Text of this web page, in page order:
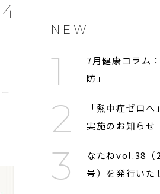
NEW
7月健康コラム
防」
「熱中症ゼロ
実施のお知らせ
なたねvol.38（
号）を発行いた